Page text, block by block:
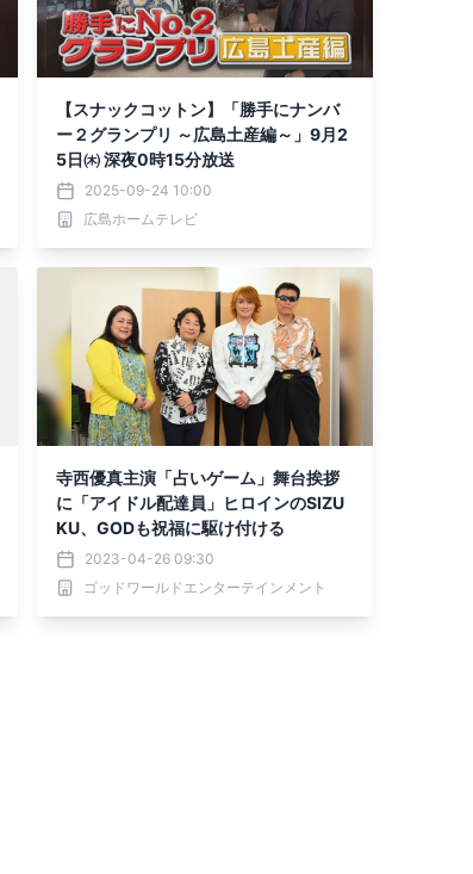
【スナックコットン】「勝手にナンバ
ー２グランプリ ～広島土産編～」9月2
5日㈭ 深夜0時15分放送
2025-09-24 10:00
広島ホームテレビ
寺西優真主演「占いゲーム」舞台挨拶
に「アイドル配達員」ヒロインのSIZU
KU、GODも祝福に駆け付ける
2023-04-26 09:30
ゴッドワールドエンターテインメント